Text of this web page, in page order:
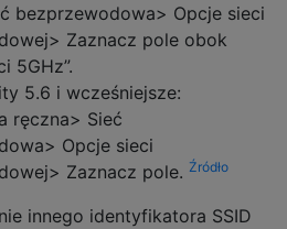
bezprzewodowa> Opcje sieci
Zaznacz pole obok
5GHz”.
5.6 i wcześniejsze:
ręczna> Sieć
Opcje sieci
Zaznacz pole. Źródło
innego identyfikatora SSID